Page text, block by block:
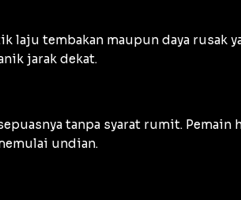
tembakan maupun daya rusak
jarak dekat.
tanpa syarat rumit. Pemain
undian.